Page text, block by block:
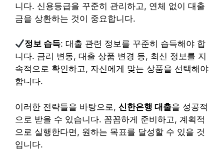
니다. 신용등급을 꾸준히 관리하고, 연체 없이 대출
금을 상환하는 것이 중요합니다.
정보 습득: 대출 관련 정보를 꾸준히 습득해야 합
니다. 금리 변동, 대출 상품 변경 등, 최신 정보를 지
속적으로 확인하고, 자신에게 맞는 상품을 선택해야
합니다.
이러한 전략들을 바탕으로, 신한은행 대출을 성공적
으로 받을 수 있습니다. 꼼꼼하게 준비하고, 계획적
으로 실행한다면, 원하는 목표를 달성할 수 있을 것
입니다.